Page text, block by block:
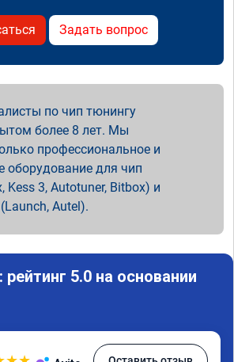
Задать вопрос
по чип тюнингу
более 8 лет. Мы
профессиональное и
оборудование для чип
Kess 3, Autotuner, Bitbox) и
Autel).
5.0 на основании